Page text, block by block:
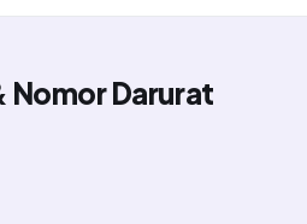
Nomor Darurat